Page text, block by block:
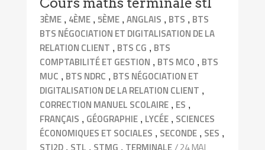
3ÈME , 4ÈME ,5ÈME ,ANGLAIS , BTS , BTS
BTS NÉGOCIATION ET DIGITALISATION DE LA
RELATION CLIENT , BTS CG , BTS
COMPTABILITÉ ET GESTION , BTS MCO , BTS
MUC , BTS NDRC , BTS NÉGOCIATION ET
DIGITALISATION DE LA RELATION CLIENT ,
CORRECTION MANUEL SCOLAIRE , ES ,
FRANÇAIS , GÉOGRAPHIE , LYCÉE , SCIENCES
ÉCONOMIQUES ET SOCIALES , SECONDE , SES ,
STI2D , STL , STMG , TERMINALE/ 24 MAI